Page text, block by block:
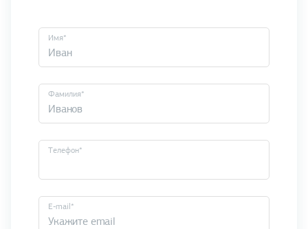
Имя*
Фамилия*
Телефон*
E-mail*